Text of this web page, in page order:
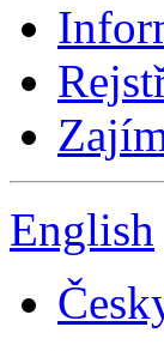
English